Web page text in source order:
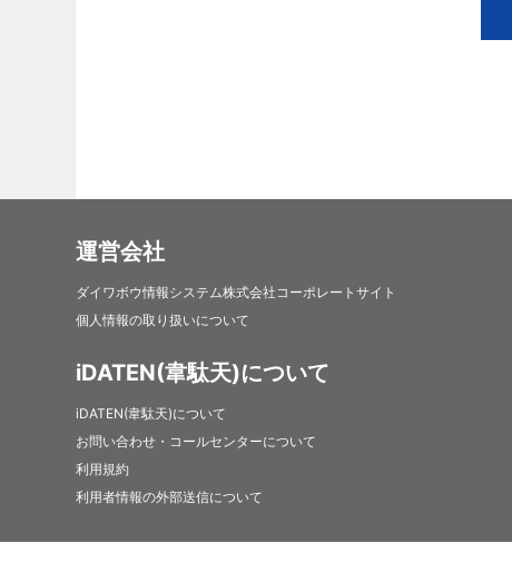
運営会社
ダイワボウ情報システム株式会社コーポレートサイト
個人情報の取り扱いについて
iDATEN(韋駄天)について
iDATEN(韋駄天)について
お問い合わせ・コールセンターについて
利用規約
利用者情報の外部送信について